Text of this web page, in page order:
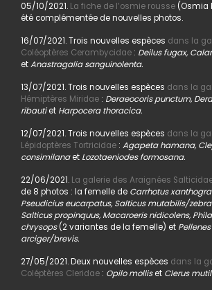
05/10/2021. La fiche de l’osmie rousse(Osmia
été complémentée de nouvelles photos.
16/07/2021. Trois nouvelles espèces dans la
Coléoptères Cerambycidae: Deilus fugax,
etAnastragalia sanguinolenta.
13/07/2021. Trois nouvelles espèces dans la
Hémiptères Miridae: Deraeocoris punctum,
ribautiet Harpocera thoracica.
12/07/2021. Trois nouvelles espèces dans la
Lépidoptères Tortricidae: Agapeta hamana,
consimilanaet Lozotaeniodes formosana.
22/06/2021. La galerie des Araignées
de 8 photos : la femelle de Carrhotus
Pseudicius eucarpatus, Salticus mutabilis/
Salticus propinquus, Macaroeris nidicolens,
chrysops(2 variantes de la femelle) et Pellenes
arciger/brevis.
27/05/2021. Deux nouvelles espèces dans la
Coléptères Cleridae: Opilo molliset Clerus